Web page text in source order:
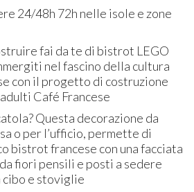
24/48h 72h nelle isole e zone
fai da te di bistrot LEGO
nel fascino della cultura
con il progetto di costruzione
Café Francese
Questa decorazione da
o per l’ufficio, permette di
bistrot francese con una facciata
fiori pensili e posti a sedere
e stoviglie